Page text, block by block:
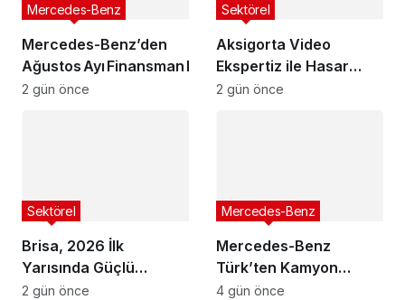
Mercedes-Benz’den
Ağustos Ayı Finansman Kampanyaları
Mercedes-Benz
2 gün önce
Aksigorta Video
Ekspertiz ile Hasar
Süreçlerini
Sektörel
2 gün önce
Brisa, 2026 İlk
Yarısında Güçlü
Finansal Performans
Sektörel
2 gün önce
Mercedes-Benz
Türk’ten Kamyon
Servis Sözleşmelerinde
Mercedes-Benz
4 gün önce